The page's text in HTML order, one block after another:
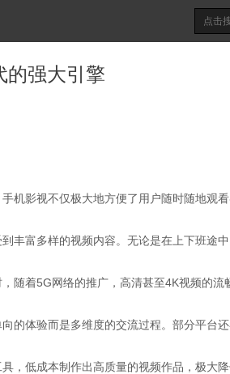
的强大引擎
机影视不仅极大地方便了用户随时随地观
丰富多样的视频内容。无论是在上下班途
随着5G网络的推广，高清甚至4K视频的流
的体验而是多维度的交流过程。部分平台
，低成本制作出高质量的视频作品，极大